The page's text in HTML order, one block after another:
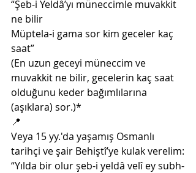
“Şeb-i Yeldâ’yı müneccimle muvakkit
ne bilir
Müptela-i gama sor kim geceler kaç
saat”
(En uzun geceyi müneccim ve
muvakkit ne bilir, gecelerin kaç saat
olduğunu keder bağımlılarına
(aşıklara) sor.)*
📍
Veya 15 yy.'da yaşamış Osmanlı
tarihçi ve şair Behiştî’ye kulak verelim:
“Yılda bir olur şeb-i yeldâ velî ey subh-